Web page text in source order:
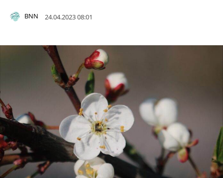
BNN 24.04.2023 08:01